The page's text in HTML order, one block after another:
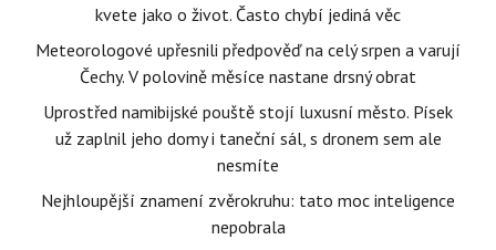
kvete jako o život. Často chybí jediná věc
Meteorologové upřesnili předpověď na celý srpen a varují
Čechy. V polovině měsíce nastane drsný obrat
Uprostřed namibijské pouště stojí luxusní město. Písek
už zaplnil jeho domy i taneční sál, s dronem sem ale
nesmíte
Nejhloupější znamení zvěrokruhu: tato moc inteligence
nepobrala